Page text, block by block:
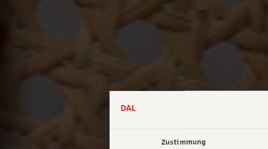
Zustimmung